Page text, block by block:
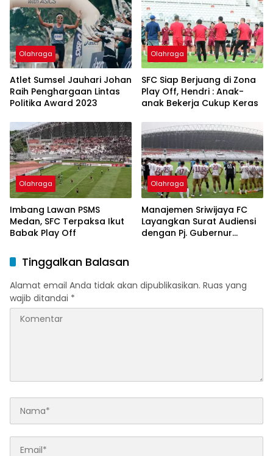
Olahraga
Atlet Sumsel Jauhari Johan
Raih Penghargaan Lintas
Politika Award 2023
Olahraga
SFC Siap Berjuang di Zona
Play Off, Hendri : Anak-
anak Bekerja Cukup Keras
Olahraga
Imbang Lawan PSMS
Medan, SFC Terpaksa Ikut
Babak Play Off
Olahraga
Manajemen Sriwijaya FC
Layangkan Surat Audiensi
dengan Pj. Gubernur
Tinggalkan Balasan
Alamat email Anda tidak akan dipublikasikan. Ruas yang
wajib ditandai *